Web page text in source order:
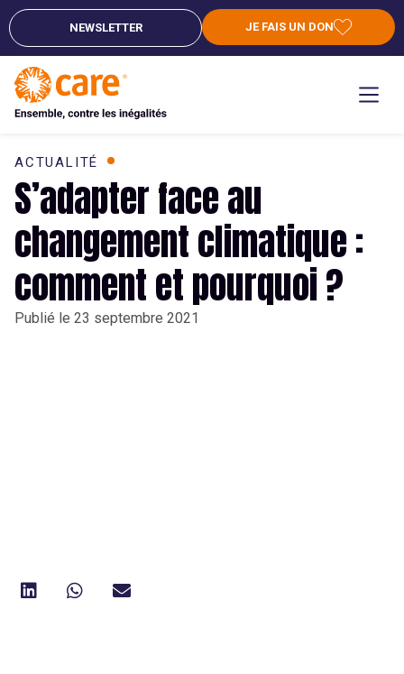
NEWSLETTER JE FAIS UN DON
ACTUALITÉ
S’adapter face au
changement climatique :
comment et pourquoi ?
Publié le 23 septembre 2021